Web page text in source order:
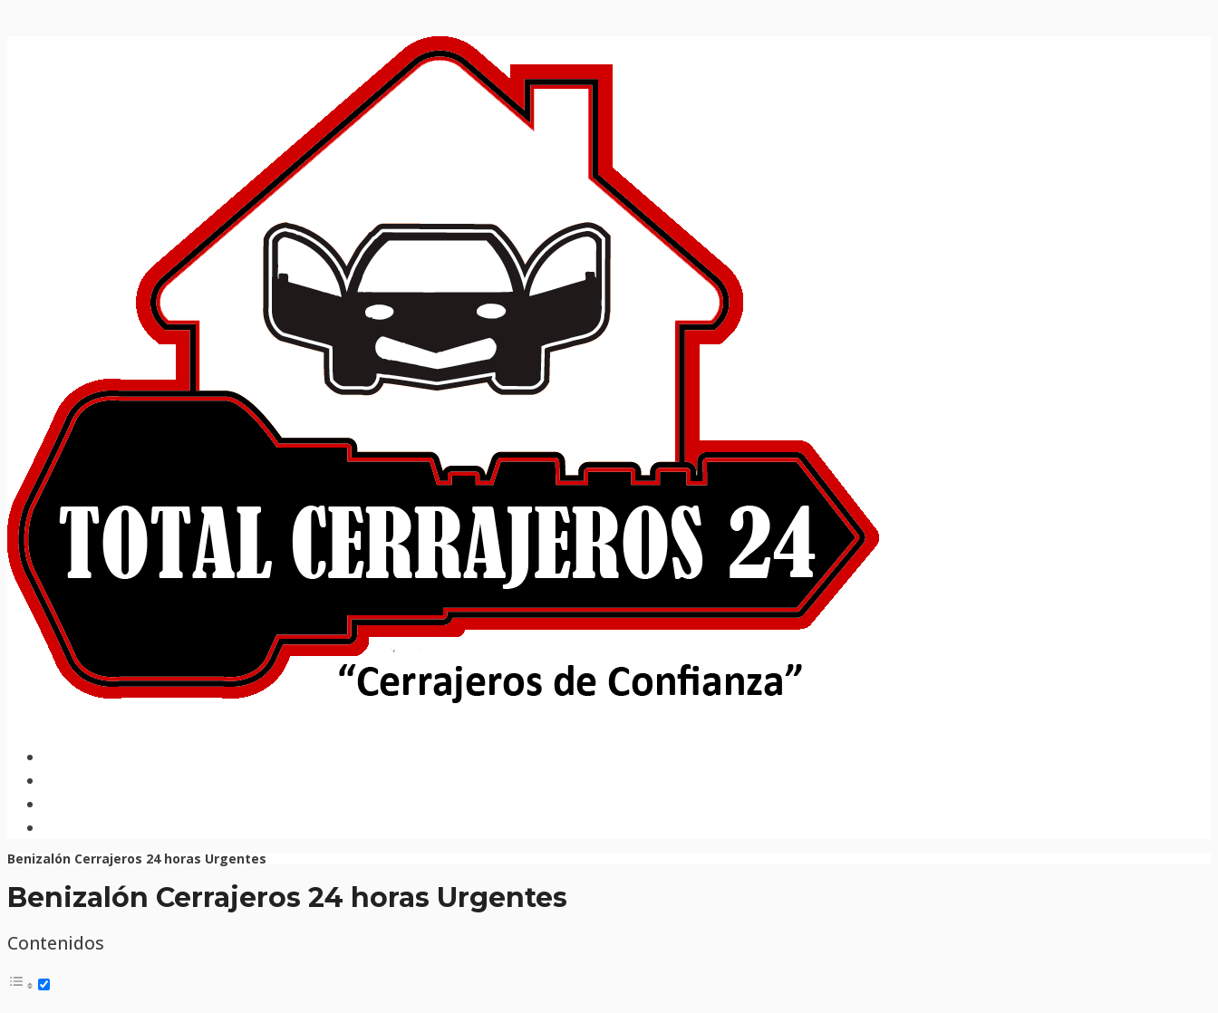
Benizalón Cerrajeros 24 horas Urgentes
Benizalón Cerrajeros 24 horas Urgentes
Contenidos